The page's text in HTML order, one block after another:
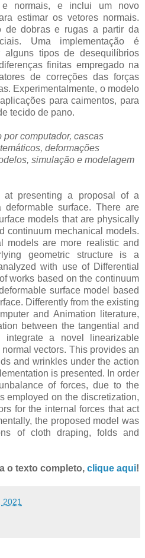
e normais, e inclui um novo
estimar os vetores normais.
de dobras e rugas a partir da
Uma implementação é
alguns tipos de desequilíbrios
finitas empregado na
de correções das forças
Experimentalmente, o modelo
para caimentos, para
tecido de pano.
por computador, cascas
deformações
simulação e modelagem
at presenting a proposal of a
surface. There are
models that are physically
continuum mechanical models.
models are more realistic and
geometric structure is a
with use of Differential
works based on the continuum
surface model based
Differently from the existing
and Animation literature,
between the tangential and
integrate a novel linearizable
vectors. This provides an
and wrinkles under the action
is presented. In order
of forces, due to the
employed on the discretization,
for the internal forces that act
the proposed model was
of cloth draping, folds and
o texto completo, clique aqui!
2021